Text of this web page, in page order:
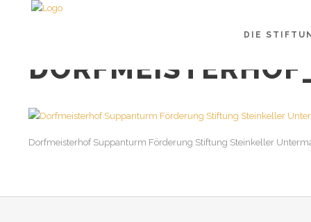
DIE
Dorfmeisterhof Suppanturm Förderung Stiftung Steinkeller